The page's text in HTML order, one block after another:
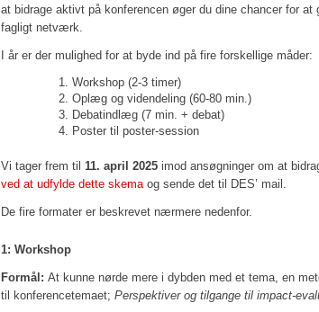
at bidrage aktivt på konferencen øger du dine chancer for
fagligt netværk.
I år er der mulighed for at byde ind på fire forskellige måder:
Workshop (2-3 timer)
Oplæg og videndeling (60-80 min.)
Debatindlæg (7 min. + debat)
Poster til poster-session
Vi tager frem til 11. april 2025 imod ansøgninger om at
ved at udfylde dette skema og sende det til DES’ mail.
De fire formater er beskrevet nærmere nedenfor.
1: Workshop
Formål: At kunne nørde mere i dybden med et tema, en
til konferencetemaet; Perspektiver og tilgange til impact-